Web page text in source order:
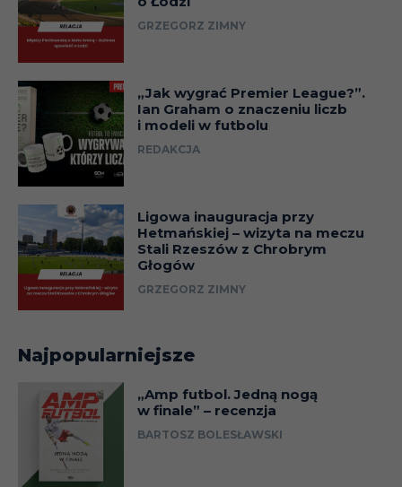
GRZEGORZ ZIMNY
„Jak wygrać Premier League?”.
Ian Graham o znaczeniu liczb
i modeli w futbolu
REDAKCJA
Ligowa inauguracja przy
Hetmańskiej – wizyta na meczu
Stali Rzeszów z Chrobrym
Głogów
GRZEGORZ ZIMNY
Najpopularniejsze
„Amp futbol. Jedną nogą
w finale” – recenzja
BARTOSZ BOLESŁAWSKI